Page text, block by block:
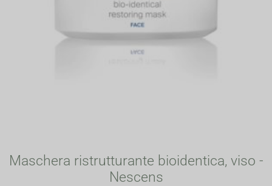
Maschera ristrutturante bioidentica, viso -
Nescens